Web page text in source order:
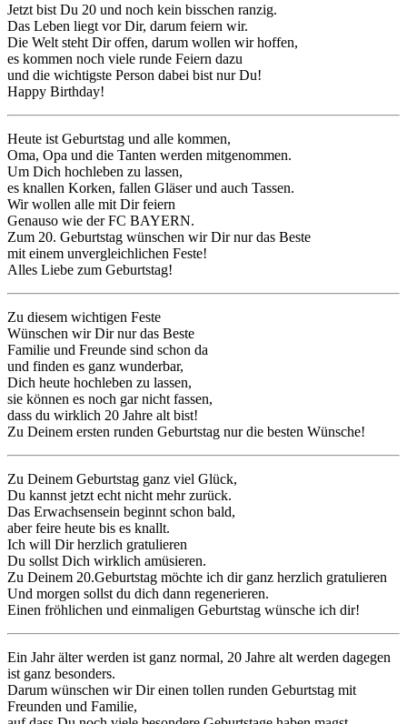
Jetzt bist Du 20 und noch kein bisschen ranzig.
Das Leben liegt vor Dir, darum feiern wir.
Die Welt steht Dir offen, darum wollen wir hoffen,
es kommen noch viele runde Feiern dazu
und die wichtigste Person dabei bist nur Du!
Happy Birthday!
Heute ist Geburtstag und alle kommen,
Oma, Opa und die Tanten werden mitgenommen.
Um Dich hochleben zu lassen,
es knallen Korken, fallen Gläser und auch Tassen.
Wir wollen alle mit Dir feiern
Genauso wie der FC BAYERN.
Zum 20. Geburtstag wünschen wir Dir nur das Beste
mit einem unvergleichlichen Feste!
Alles Liebe zum Geburtstag!
Zu diesem wichtigen Feste
Wünschen wir Dir nur das Beste
Familie und Freunde sind schon da
und finden es ganz wunderbar,
Dich heute hochleben zu lassen,
sie können es noch gar nicht fassen,
dass du wirklich 20 Jahre alt bist!
Zu Deinem ersten runden Geburtstag nur die besten Wünsche!
Zu Deinem Geburtstag ganz viel Glück,
Du kannst jetzt echt nicht mehr zurück.
Das Erwachsensein beginnt schon bald,
aber feire heute bis es knallt.
Ich will Dir herzlich gratulieren
Du sollst Dich wirklich amüsieren.
Zu Deinem 20.Geburtstag möchte ich dir ganz herzlich gratulieren
Und morgen sollst du dich dann regenerieren.
Einen fröhlichen und einmaligen Geburtstag wünsche ich dir!
Ein Jahr älter werden ist ganz normal, 20 Jahre alt werden dagegen
ist ganz besonders.
Darum wünschen wir Dir einen tollen runden Geburtstag mit
Freunden und Familie,